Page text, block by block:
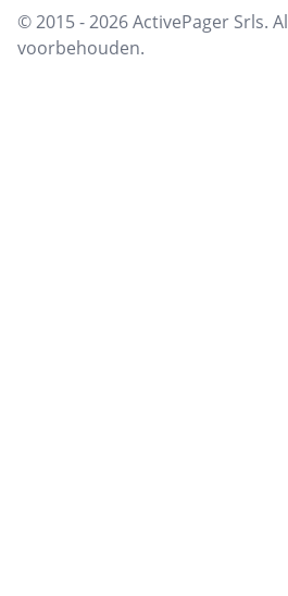
© 2015 - 2026 ActivePager Srls.
voorbehouden.